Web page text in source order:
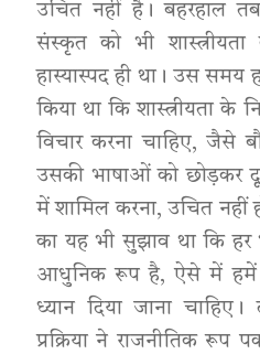
उचित नहीं है। बहरहाल
संस्कृत को भी शास्त्रीयता
हास्यास्पद ही था। उस समय
किया था कि शास्त्रीयता के
विचार करना चाहिए, जैसे
उसकी भाषाओं को छोड़कर
में शामिल करना, उचित
का यह भी सुझाव था कि हर
आधुनिक रूप है, ऐसे में हमें
ध्यान दिया जाना
प्रक्रिया ने राजनीतिक रूप